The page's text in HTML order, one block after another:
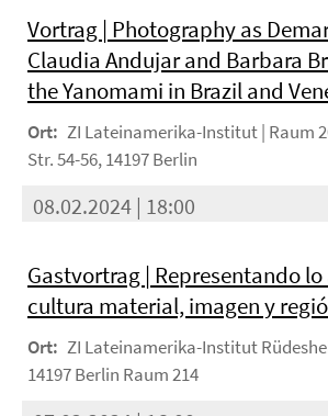
Vortrag | Photography as
Claudia Andujar and Barbara
the Yanomami in Brazil and
Ort: ZI Lateinamerika-Institut | Raum
Str. 54-56, 14197 Berlin
08.02.2024 | 18:00
Gastvortrag | Representando
cultura material, imagen y
Ort: ZI Lateinamerika-Institut
14197 Berlin Raum 214